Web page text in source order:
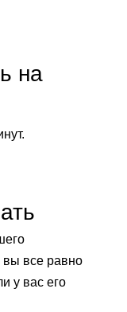
на
вы все равно
у вас его